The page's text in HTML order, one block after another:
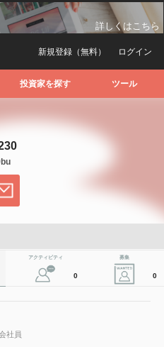
詳しくはこちら
ログイン
新規登録（無料）
投資家を探す ツール
アクティビティ
0
募集
0
社員